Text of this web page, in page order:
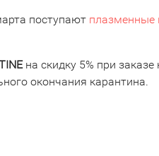
поступают плазменные
на скидку 5% при
окончания карантина.